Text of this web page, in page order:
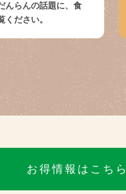
んらんの話題に、食
ださい。
お得情報はこちら